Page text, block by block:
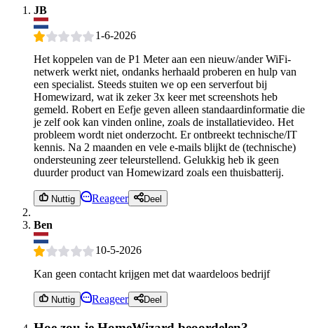
JB
1-6-2026
Het koppelen van de P1 Meter aan een nieuw/ander WiFi-
netwerk werkt niet, ondanks herhaald proberen en hulp van
een specialist. Steeds stuiten we op een serverfout bij
Homewizard, wat ik zeker 3x keer met screenshots heb
gemeld. Robert en Eefje geven alleen standaardinformatie die
je zelf ook kan vinden online, zoals de installatievideo. Het
probleem wordt niet onderzocht. Er ontbreekt technische/IT
kennis. Na 2 maanden en vele e-mails blijkt de (technische)
ondersteuning zeer teleurstellend. Gelukkig heb ik geen
duurder product van Homewizard zoals een thuisbatterij.
Nuttig Reageer Deel
Ben
10-5-2026
Kan geen contacht krijgen met dat waardeloos bedrijf
Nuttig Reageer Deel